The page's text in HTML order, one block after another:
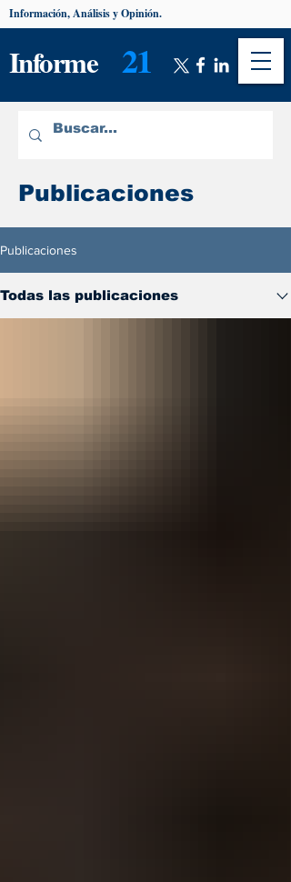
Informe 21
Información, Análisis y Opinión.
Publicaciones
Publicaciones
Todas las publicaciones